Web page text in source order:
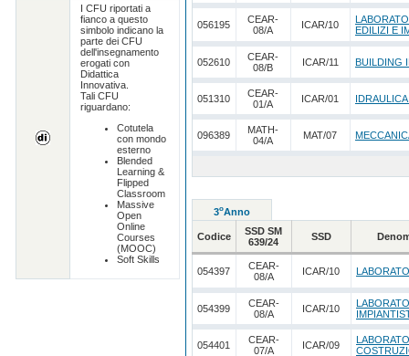
I CFU riportati a
fianco a questo
simbolo indicano la
parte dei CFU
dell'insegnamento
erogati con
Didattica
Innovativa.
Tali CFU
riguardano:
Cotutela
con mondo
esterno
Blended
Learning &
Flipped
Classroom
Massive
Open
Online
Courses
(MOOC)
Soft Skills
056195
CEAR-
08/A
ICAR/10
EDILIZI E
052610
CEAR-
08/B
ICAR/11 BUILDING
051310
CEAR-
01/A
ICAR/01 IDRAULICA
096389
MATH-
04/A
MAT/07
3oAnno
Codice
SSD SM
639/24
SSD
054397
CEAR-
08/A
ICAR/10
054399
CEAR-
08/A
ICAR/10
054401
CEAR-
07/A
ICAR/09